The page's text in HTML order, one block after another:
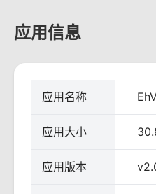
应用信息
应用名称
应用大小
应用版本